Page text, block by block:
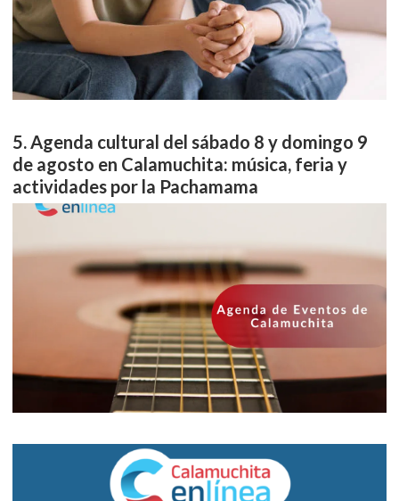
Agenda cultural del sábado 8 y domingo 9
de agosto en Calamuchita: música, feria y
actividades por la Pachamama